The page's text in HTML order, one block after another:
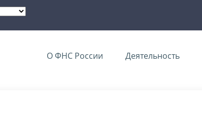
О ФНС России Деятельность